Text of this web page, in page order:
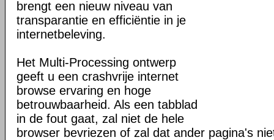
brengt een nieuw niveau van
transparantie en efficiëntie in je
internetbeleving.
Het Multi-Processing ontwerp
geeft u een crashvrije internet
browse ervaring en hoge
betrouwbaarheid. Als een tabblad
in de fout gaat, zal niet de hele
browser bevriezen of zal dat ander pagina's